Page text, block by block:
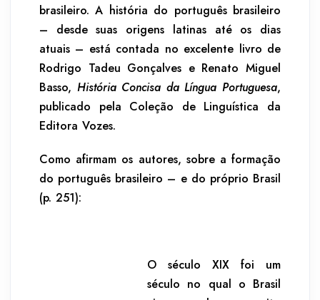
brasileiro. A história do português brasileiro
– desde suas origens latinas até os dias
atuais – está contada no excelente livro de
Rodrigo Tadeu Gonçalves e Renato Miguel
Basso, História Concisa da Língua Portuguesa,
publicado pela Coleção de Linguística da
Editora Vozes.
Como afirmam os autores, sobre a formação
do português brasileiro – e do próprio Brasil
(p. 251):
O século XIX foi um
século no qual o Brasil